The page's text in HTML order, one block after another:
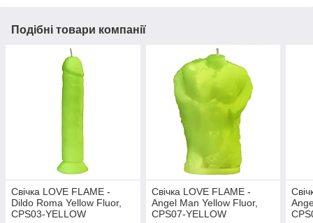
Подібні товари компанії
Свічка LOVE FLAME -
Dildo Roma Yellow Fluor,
CPS03-YELLOW
Свічка LOVE FLAME -
Angel Man Yellow Fluor,
CPS07-YELLOW